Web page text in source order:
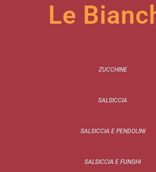
Le
ZUCCHINE
SALSICCIA
SALSICCIA E PENDOLINI
SALSICCIA E FUNGHI